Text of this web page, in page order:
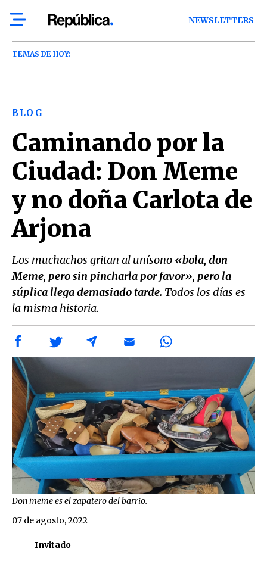
NEWSLETTERS
TEMAS DE HOY:
BLOG
Caminando por la
Ciudad: Don Meme
y no doña Carlota de
Arjona
Los muchachos gritan al unísono «bola, don
Meme, pero sin pincharla por favor», pero la
súplica llega demasiado tarde. Todos los días es
la misma historia.
Don meme es el zapatero del barrio.
Invitado
07 de agosto, 2022